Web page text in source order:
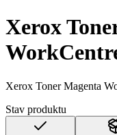
Xerox
Xerox Toner Magenta
Stav produktu